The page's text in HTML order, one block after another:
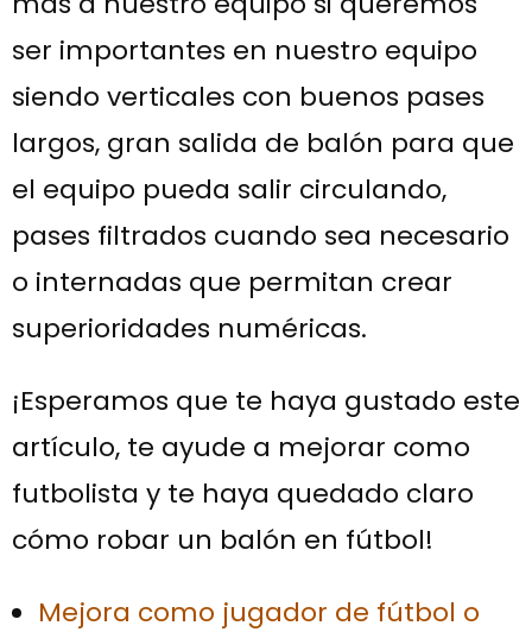
ser importantes en nuestro equipo
siendo verticales con buenos pases
largos, gran salida de balón para que
el equipo pueda salir circulando,
pases filtrados cuando sea necesario
o internadas que permitan crear
superioridades numéricas.
¡Esperamos que te haya gustado este
artículo, te ayude a mejorar como
futbolista y te haya quedado claro
cómo robar un balón en fútbol!
Mejora como jugador de fútbol o